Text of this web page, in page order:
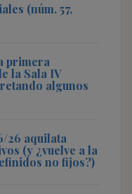
(núm. 57,
primera
la Sala IV
algunos
26 aquilata
(y ¿vuelve a la
no fijos?)